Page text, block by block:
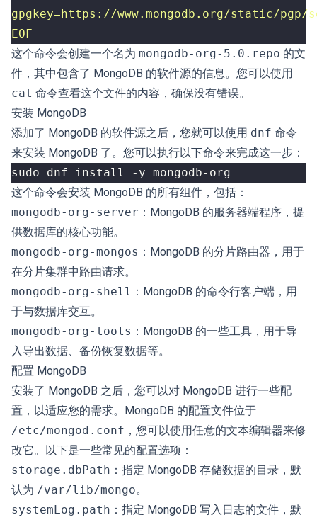
EOF
这个命令会创建一个名为 mongodb-org-5.0.repo 的文
件，其中包含了 MongoDB 的软件源的信息。您可以使用
cat 命令查看这个文件的内容，确保没有错误。
安装 MongoDB
添加了 MongoDB 的软件源之后，您就可以使用 dnf 命令
来安装 MongoDB 了。您可以执行以下命令来完成这一步：
这个命令会安装 MongoDB 的所有组件，包括：
mongodb-org-server ：MongoDB 的服务器端程序，提
供数据库的核心功能。
mongodb-org-mongos ：MongoDB 的分片路由器，用于
在分片集群中路由请求。
mongodb-org-shell ：MongoDB 的命令行客户端，用
于与数据库交互。
mongodb-org-tools ：MongoDB 的一些工具，用于导
入导出数据、备份恢复数据等。
配置 MongoDB
安装了 MongoDB 之后，您可以对 MongoDB 进行一些配
置，以适应您的需求。MongoDB 的配置文件位于
/etc/mongod.conf ，您可以使用任意的文本编辑器来修
改它。以下是一些常见的配置选项：
storage.dbPath ：指定 MongoDB 存储数据的目录，默
认为 /var/lib/mongo。
systemLog.path ：指定 MongoDB 写入日志的文件，默